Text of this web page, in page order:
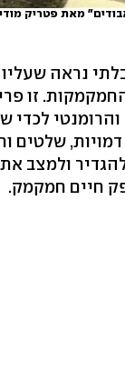
מאת פטריק
נראה
זו
לכדי
שלטים
להגדיר ולמצב
חיים חמקמק.